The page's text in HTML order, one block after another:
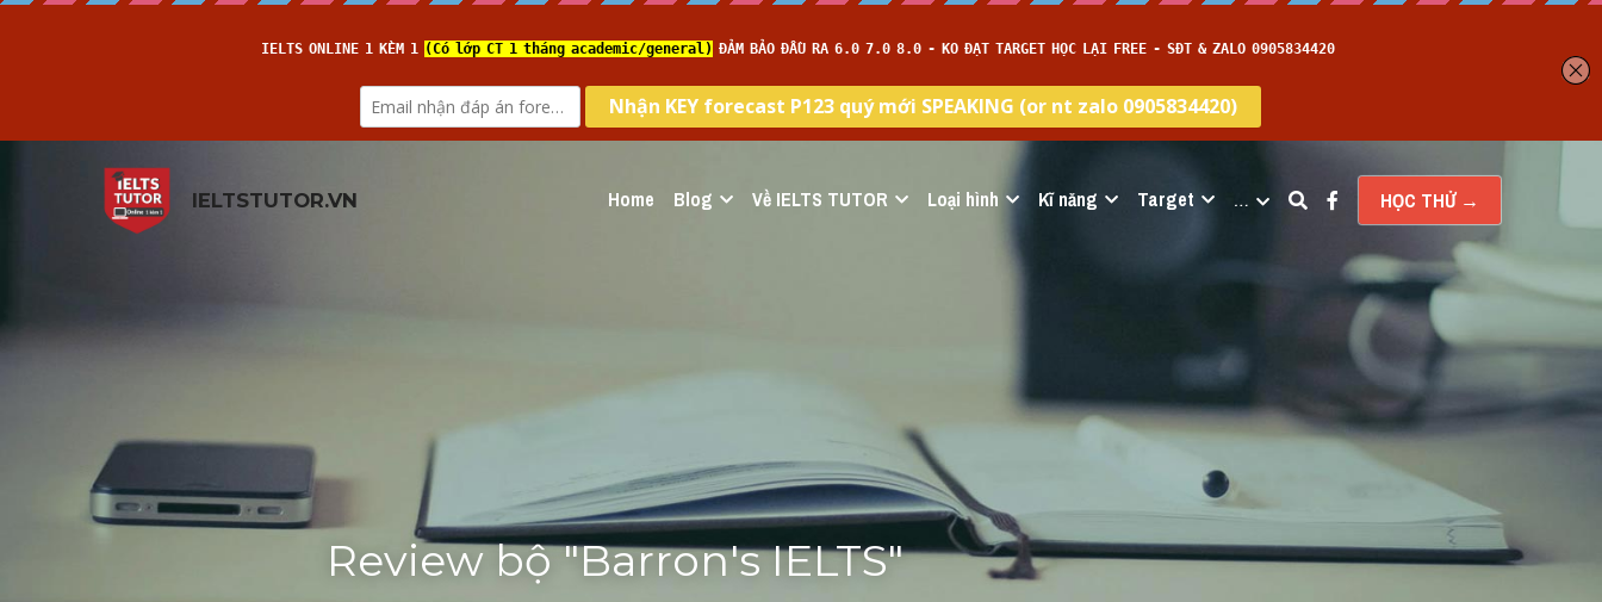
IELTSTUTOR.VN Home Blog Về IELTS TUTOR Loại hình Kĩ năng Target … HỌC THỬ →
Review bộ "Barron's IELTS"